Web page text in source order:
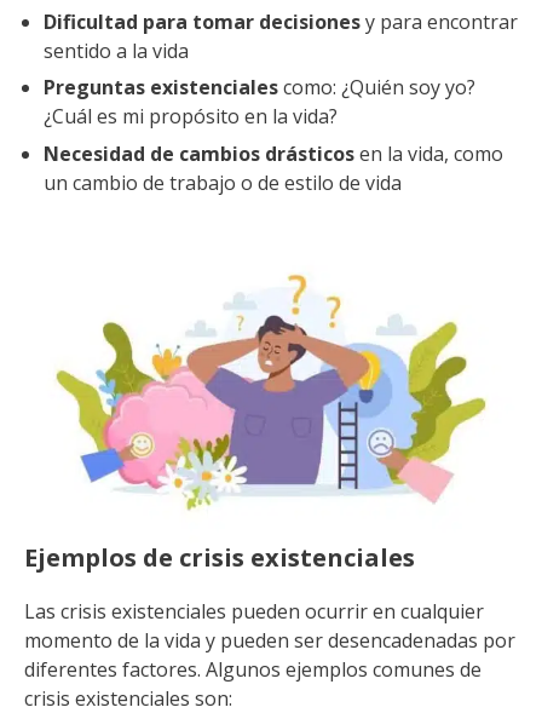
Dificultad para tomar decisionesy para encontrar
sentido a la vida
Preguntas existencialescomo: ¿Quién soy yo?
¿Cuál es mi propósito en la vida?
Necesidad de cambios drásticosen la vida, como
un cambio de trabajo o de estilo de vida
Ejemplos de crisis existenciales
Las crisis existenciales pueden ocurrir en cualquier
momento de la vida y pueden ser desencadenadas por
diferentes factores. Algunos ejemplos comunes de
crisis existenciales son: